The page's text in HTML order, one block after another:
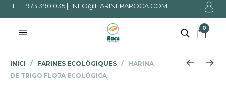
TEL: 973 390 035 | INFO@HARINERAROCA.COM
0
INICI / FARINES ECOLÒGIQUES / HARINA
DE TRIGO FLOJA ECOLÓGICA